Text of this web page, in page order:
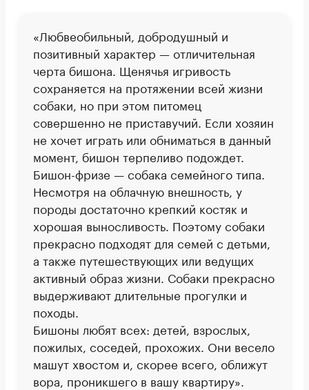
«Любвеобильный, добродушный и
позитивный характер — отличительная
черта бишона. Щенячья игривость
сохраняется на протяжении всей жизни
собаки, но при этом питомец
совершенно не приставучий. Если хозяин
не хочет играть или обниматься в данный
момент, бишон терпеливо подождет.
Бишон-фризе — собака семейного типа.
Несмотря на облачную внешность, у
породы достаточно крепкий костяк и
хорошая выносливость. Поэтому собаки
прекрасно подходят для семей с детьми,
а также путешествующих или ведущих
активный образ жизни. Собаки прекрасно
выдерживают длительные прогулки и
походы.
Бишоны любят всех: детей, взрослых,
пожилых, соседей, прохожих. Они весело
машут хвостом и, скорее всего, оближут
вора, проникшего в вашу квартиру».